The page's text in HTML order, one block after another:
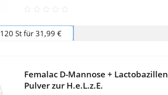
120 St für 31,99 €
Femalac D-Mannose + Lactobazillen
Pulver zur H.e.L.z.E.